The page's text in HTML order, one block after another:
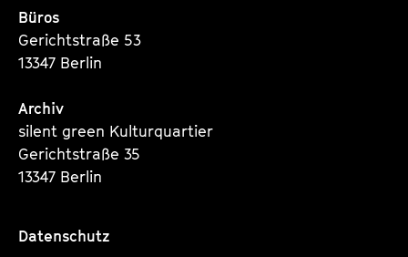
Büros
Gerichtstraße 53
13347 Berlin
Archiv
silent green Kulturquartier
Gerichtstraße 35
13347 Berlin
Datenschutz